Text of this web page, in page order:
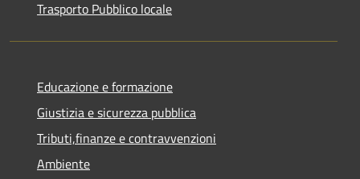
Trasporto Pubblico locale
Educazione e formazione
Giustizia e sicurezza pubblica
Tributi,finanze e contravvenzioni
Ambiente